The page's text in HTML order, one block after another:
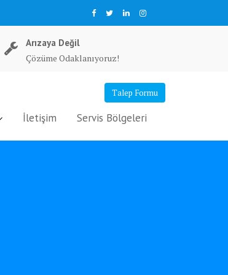
Arızaya Değil
Çözüme Odaklanıyoruz!
Talep Formu
İletişim Servis Bölgeleri